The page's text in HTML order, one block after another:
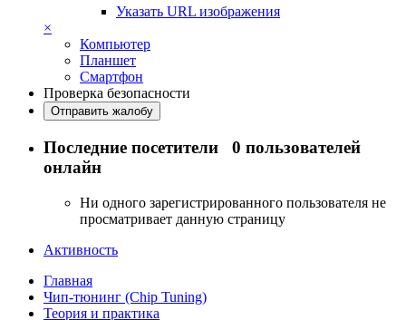
Указать URL изображения
×
Компьютер
Планшет
Смартфон
Проверка безопасности
Отправить жалобу
Последние посетители 0 пользователей
онлайн
Ни одного зарегистрированного пользователя не
просматривает данную страницу
Активность
Главная
Чип-тюнинг (Chip Tuning)
Теория и практика